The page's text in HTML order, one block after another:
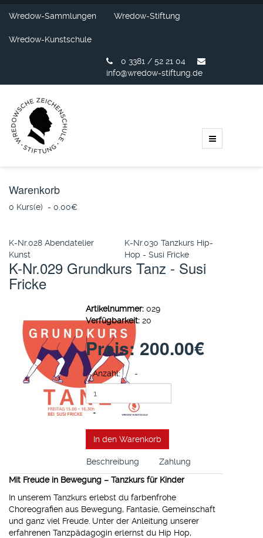
Wredow-Sammlungen Wredow-Stiftung
Wredow-Kunstschule
0 3381 / 52 21 04
info@wredow-stiftung.de
Warenkorb
0 Kurs(e) - 0.00‎€
K-Nr.028 Abendatelier
Kunst
K-Nr.030 Tanzkurs Hip-
Hop - Susi Fricke
K-Nr.029 Grundkurs Tanz - Susi
Fricke
Artikelnummer: 029
Verfügbarkeit: 20
Preis:200.00‎€
Anzahl: -
+
In den Warenkorb
Beschreibung
Zahlung
Mit Freude in Bewegung – Tanzkurs für Kinder
In unserem Tanzkurs erlebst du farbenfrohe
Choreografien aus Bewegung, Fantasie, Gemeinschaft
und ganz viel Freude. Unter der Anleitung unserer
erfahrenen Tanzpädagogin erlernst du Hip Hop,